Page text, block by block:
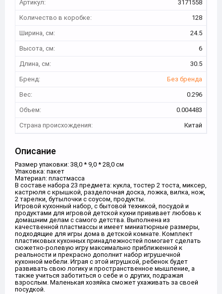
Артикул:
3171558
Количество в коробке:
128
Ширина, см:
24.5
Высота, см:
6
Длина, см:
30.5
Бренд:
Без бренда
Вес:
0.296
Объем:
0.004483
Страна происхождения:
Китай
Описание
Размер упаковки: 38,0 * 9,0 * 28,0 см
Упаковка: пакет
Материал: пластмасса
В составе набора 23 предмета: кукла, тостер 2 тоста, миксер,
кастрюля с крышкой, разделочная доска, ложка, вилка, нож,
2 тарелки, бутылочки с соусом, продукты.
Игровой кухонный набор, с бытовой техникой, посудой и
продуктами для игровой детской кухни прививает любовь к
домашним делам с самого детства. Выполнена из
качественной пластмассы и имеет миниатюрные размеры,
подходящие для игры дома в детской комнате. Комплект
пластиковых кухонных принадлежностей помогает сделать
сюжетно-ролевую игру максимально приближенной к
реальности и прекрасно дополнит набор игрушечной
кухонной мебели. Играя с этой игрушкой, ребенок будет
развивать свою логику и пространственное мышление, а
также учиться заботиться о себе и о других, подражая
взрослым. Маленькая хозяйка сможет ухаживать за своей
посудкой.